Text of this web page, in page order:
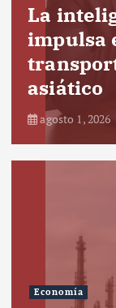
La
impulsa
asiático
agosto 1, 2026
Economía